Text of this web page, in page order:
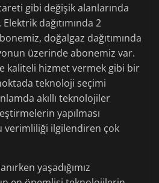
gibi değişik alanlarında
dağıtımında 2
doğalgaz dağıtımında
üzerinde abonemiz var.
kaliteli hizmet vermek gibi bir
teknoloji seçimi
akıllı teknolojiler
yapılması
verimliliği ilgilendiren çok
yaşadığımız